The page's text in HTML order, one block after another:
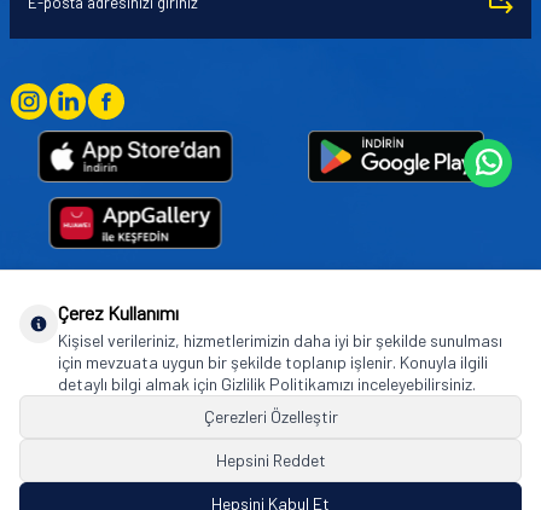
Goodyear (and Winged Foot Design) are trademarks of or licensed to The Goodyear
Tire & Rubber Company used under license by Basbug Group Company,
Istanbul/Türkiye. © 2026 The Goodyear Tire & Rubber Company.
Çerez Kullanımı
Kişisel verileriniz, hizmetlerimizin daha iyi bir şekilde sunulması
için mevzuata uygun bir şekilde toplanıp işlenir. Konuyla ilgili
detaylı bilgi almak için Gizlilik Politikamızı inceleyebilirsiniz.
Çerezleri Özelleştir
Hepsini Reddet
Hepsini Kabul Et